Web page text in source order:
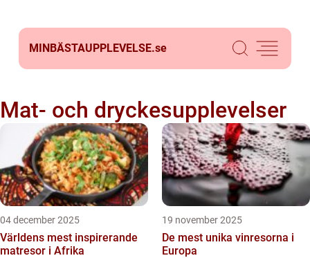
MINBÄSTAUPPLEVELSE.se
Mat- och dryckesupplevelser
04 december 2025
Världens mest inspirerande
matresor i Afrika
19 november 2025
De mest unika vinresorna i
Europa